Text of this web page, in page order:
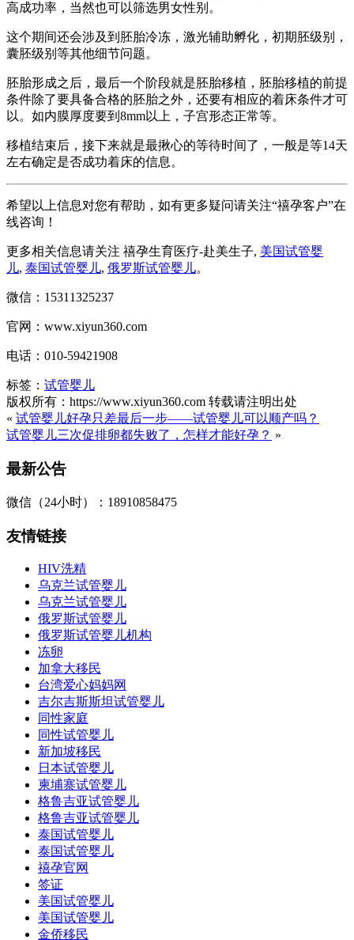
高成功率，当然也可以筛选男女性别。
这个期间还会涉及到胚胎冷冻，激光辅助孵化，初期胚级别，
囊胚级别等其他细节问题。
胚胎形成之后，最后一个阶段就是胚胎移植，胚胎移植的前提
条件除了要具备合格的胚胎之外，还要有相应的着床条件才可
以。如内膜厚度要到8mm以上，子宫形态正常等。
移植结束后，接下来就是最揪心的等待时间了，一般是等14天
左右确定是否成功着床的信息。
希望以上信息对您有帮助，如有更多疑问请关注“禧孕客户”在
线咨询！
更多相关信息请关注 禧孕生育医疗-赴美生子, 美国试管婴
儿, 泰国试管婴儿, 俄罗斯试管婴儿。
微信：15311325237
官网：www.xiyun360.com
电话：010-59421908
标签： 试管婴儿
版权所有：https://www.xiyun360.com 转载请注明出处
« 试管婴儿好孕只差最后一步——试管婴儿可以顺产吗？
试管婴儿三次促排卵都失败了，怎样才能好孕？ »
最新公告
微信（24小时）：18910858475
友情链接
HIV洗精
乌克兰试管婴儿
乌克兰试管婴儿
俄罗斯试管婴儿
俄罗斯试管婴儿机构
冻卵
加拿大移民
台湾爱心妈妈网
吉尔吉斯斯坦试管婴儿
同性家庭
同性试管婴儿
新加坡移民
日本试管婴儿
柬埔寨试管婴儿
格鲁吉亚试管婴儿
格鲁吉亚试管婴儿
泰国试管婴儿
泰国试管婴儿
禧孕官网
签证
美国试管婴儿
美国试管婴儿
金侨移民